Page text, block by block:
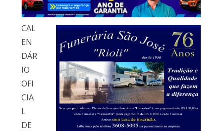
CAL
EN
DÁR
IO
OFI
CIA
L
DE